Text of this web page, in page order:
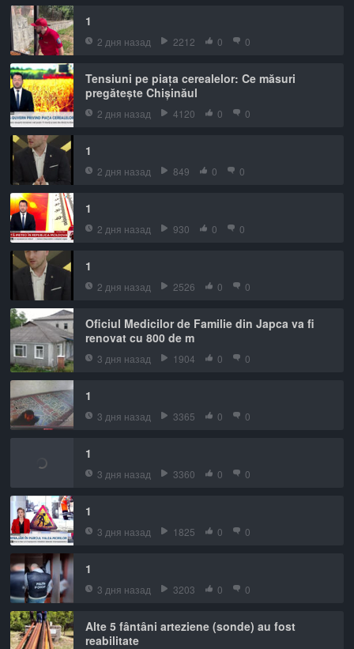
1
2 дня назад 2212 0 0
Tensiuni pe piața cerealelor: Ce măsuri
pregătește Chișinăul
2 дня назад 4120 0 0
1
2 дня назад 849 0 0
1
2 дня назад 930 0 0
1
2 дня назад 2526 0 0
Oficiul Medicilor de Familie din Japca va fi
renovat cu 800 de m
3 дня назад 1904 0 0
1
3 дня назад 3365 0 0
1
3 дня назад 3360 0 0
1
3 дня назад 1825 0 0
1
3 дня назад 3203 0 0
Alte 5 fântâni arteziene (sonde) au fost
reabilitate